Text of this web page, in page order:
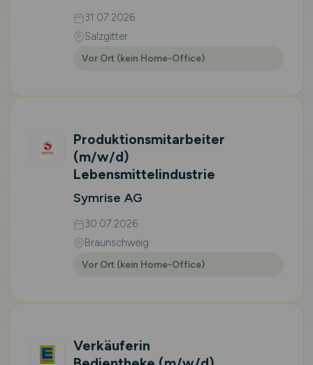
31.07.2026
Salzgitter
Vor Ort (kein Home-Office)
Produktionsmitarbeiter
(m/w/d)
Lebensmittelindustrie
Symrise AG
30.07.2026
Braunschweig
Vor Ort (kein Home-Office)
Verkäuferin